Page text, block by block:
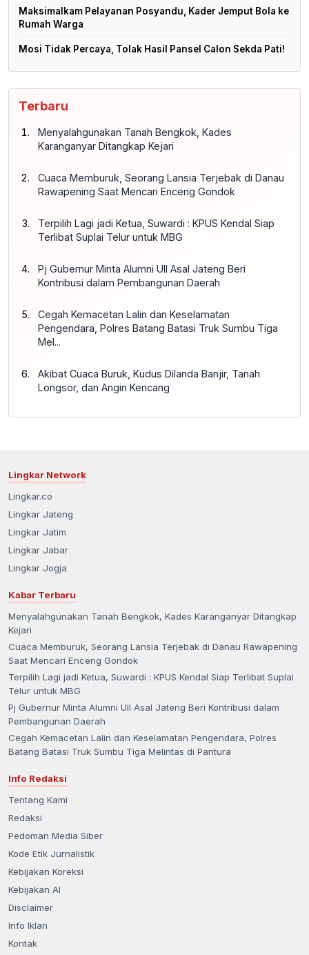
Maksimalkam Pelayanan Posyandu, Kader Jemput Bola ke
Rumah Warga
Mosi Tidak Percaya, Tolak Hasil Pansel Calon Sekda Pati!
Terbaru
Menyalahgunakan Tanah Bengkok, Kades
Karanganyar Ditangkap Kejari
Cuaca Memburuk, Seorang Lansia Terjebak di Danau
Rawapening Saat Mencari Enceng Gondok
Terpilih Lagi jadi Ketua, Suwardi : KPUS Kendal Siap
Terlibat Suplai Telur untuk MBG
Pj Gubernur Minta Alumni UII Asal Jateng Beri
Kontribusi dalam Pembangunan Daerah
Cegah Kemacetan Lalin dan Keselamatan
Pengendara, Polres Batang Batasi Truk Sumbu Tiga
Mel...
Akibat Cuaca Buruk, Kudus Dilanda Banjir, Tanah
Longsor, dan Angin Kencang
Lingkar Network
Lingkar.co
Lingkar Jateng
Lingkar Jatim
Lingkar Jabar
Lingkar Jogja
Kabar Terbaru
Menyalahgunakan Tanah Bengkok, Kades Karanganyar Ditangkap
Kejari
Cuaca Memburuk, Seorang Lansia Terjebak di Danau Rawapening
Saat Mencari Enceng Gondok
Terpilih Lagi jadi Ketua, Suwardi : KPUS Kendal Siap Terlibat Suplai
Telur untuk MBG
Pj Gubernur Minta Alumni UII Asal Jateng Beri Kontribusi dalam
Pembangunan Daerah
Cegah Kemacetan Lalin dan Keselamatan Pengendara, Polres
Batang Batasi Truk Sumbu Tiga Melintas di Pantura
Info Redaksi
Tentang Kami
Redaksi
Pedoman Media Siber
Kode Etik Jurnalistik
Kebijakan Koreksi
Kebijakan AI
Disclaimer
Info Iklan
Kontak